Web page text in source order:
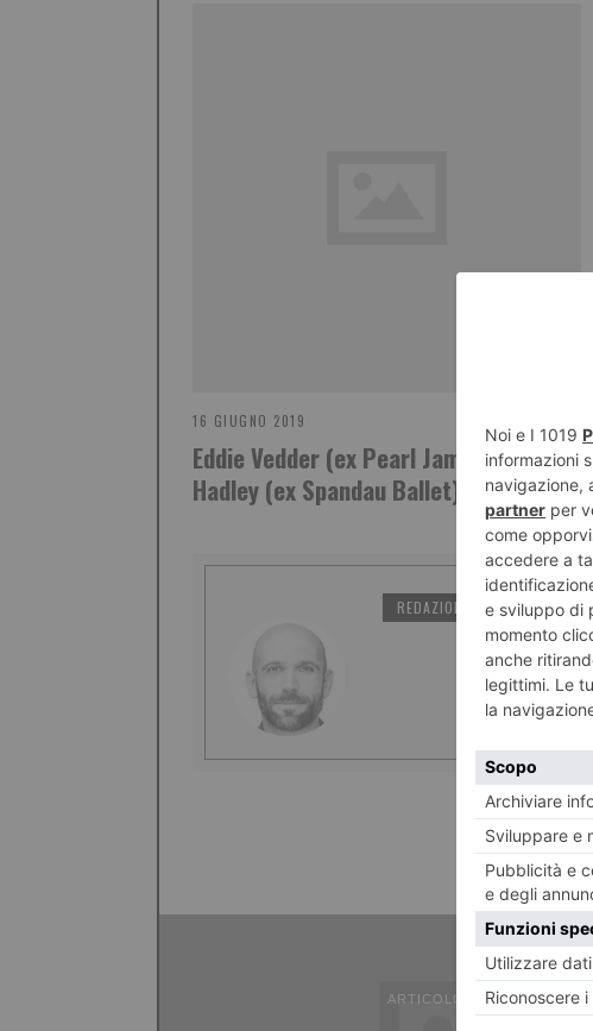
16 GIUGNO 2019
Eddie Vedder (ex Pearl Jam) e Tony
Hadley (ex Spandau Ballet)
REDAZIONE IL TORINESE
ARTICOLO PRECEDENTE